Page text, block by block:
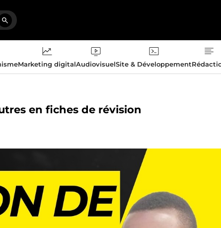
Marketing digitalAudiovisuelSite & Développement
en fiches de révision